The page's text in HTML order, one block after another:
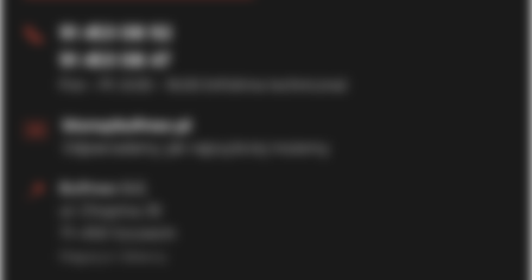
📞 91 453 08 92
91 453 08 47
✉️ biuro@bufmax.pl
Odpowiadamy jak najszybciej możemy
📍
Bufmax S.C.